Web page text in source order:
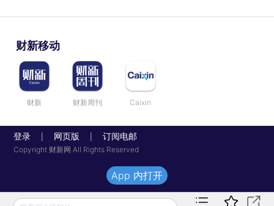
财新移动
财新 财新周刊 Caixin
登录 网页版 订阅电邮
Copyright 财新网 All Rights Reserved
App 内打开